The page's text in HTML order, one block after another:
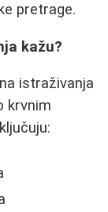
pretrage.
kažu?
istraživanja
krvnim